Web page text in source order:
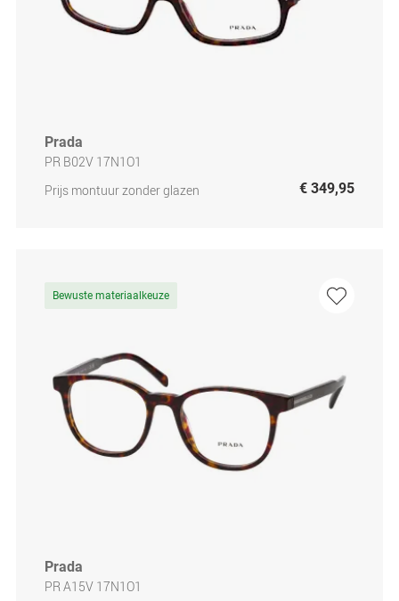
Prada
PR B02V 17N1O1
Prijs montuur zonder glazen
€ 349,95
Bewuste materiaalkeuze
Prada
PR A15V 17N1O1